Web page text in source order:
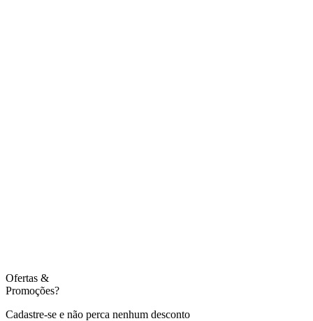
Ofertas &
Promoções?
Cadastre-se e não perca nenhum desconto